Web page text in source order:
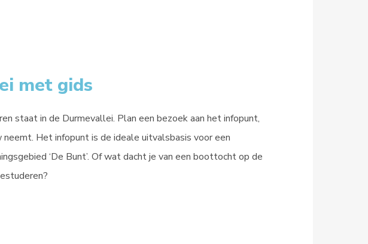
met gids
staat in de Durmevallei. Plan een bezoek aan het infopunt,
Het infopunt is de ideale uitvalsbasis voor een
‘De Bunt’. Of wat dacht je van een boottocht op de